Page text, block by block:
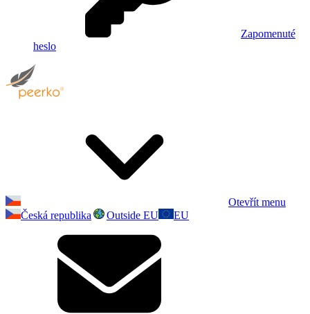
Zapomenuté
heslo
Otevřít menu
Česká republika
Outside EU EU